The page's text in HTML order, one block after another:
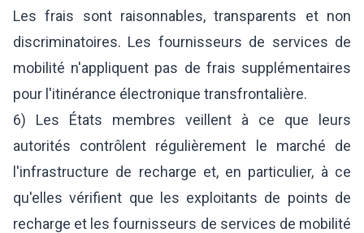
Les frais sont raisonnables, transparents et non
discriminatoires. Les fournisseurs de services de
mobilité n'appliquent pas de frais supplémentaires
pour l'itinérance électronique transfrontalière.
6) Les États membres veillent à ce que leurs
autorités contrôlent régulièrement le marché de
l'infrastructure de recharge et, en particulier, à ce
qu'elles vérifient que les exploitants de points de
recharge et les fournisseurs de services de mobilité